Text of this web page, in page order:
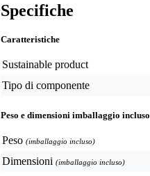
Specifiche
Caratteristiche
Sustainable product
Tipo di componente
Peso e dimensioni imballaggio incluso
Peso (imballaggio incluso)
Dimensioni (imballaggio incluso)